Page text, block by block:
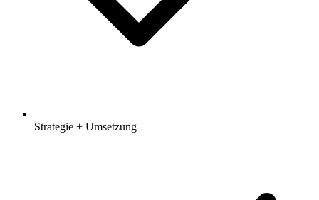
Strategie + Umsetzung